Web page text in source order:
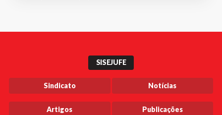
SISEJUFE
Sindicato Notícias
Artigos Publicações